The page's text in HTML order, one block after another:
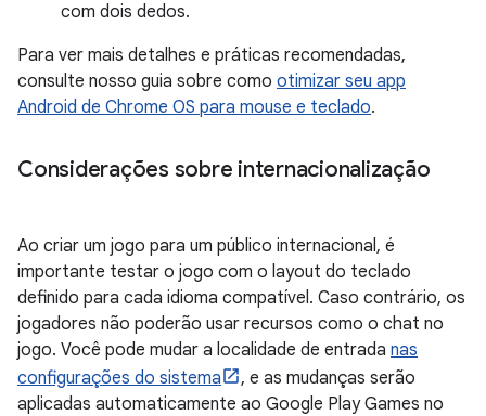
com dois dedos.
Para ver mais detalhes e práticas recomendadas,
consulte nosso guia sobre como otimizar seu app
Android de Chrome OS para mouse e teclado.
Considerações sobre internacionalização
Ao criar um jogo para um público internacional, é
importante testar o jogo com o layout do teclado
definido para cada idioma compatível. Caso contrário, os
jogadores não poderão usar recursos como o chat no
jogo. Você pode mudar a localidade de entrada nas
configurações do sistema
, e as mudanças serão
aplicadas automaticamente ao Google Play Games no